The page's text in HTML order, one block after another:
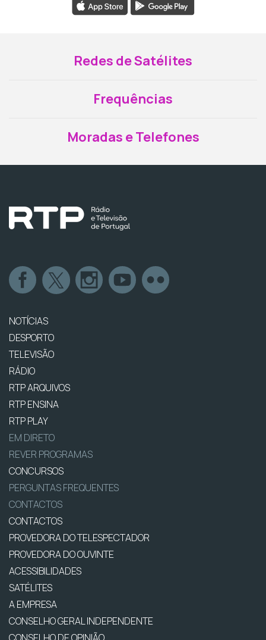
Redes de Satélites
Frequências
Moradas e Telefones
NOTÍCIAS
DESPORTO
TELEVISÃO
RÁDIO
RTP ARQUIVOS
RTP ENSINA
RTP PLAY
EM DIRETO
REVER PROGRAMAS
CONCURSOS
PERGUNTAS FREQUENTES
CONTACTOS
CONTACTOS
PROVEDORA DO TELESPECTADOR
PROVEDORA DO OUVINTE
ACESSIBILIDADES
SATÉLITES
A EMPRESA
CONSELHO GERAL INDEPENDENTE